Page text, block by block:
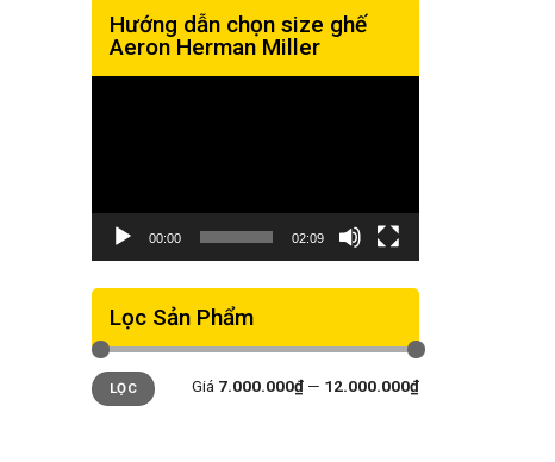
Hướng dẫn chọn size ghế
Aeron Herman Miller
00:00 02:09
Lọc Sản Phẩm
Giá
thấp
nhất
Giá
cao
nhất
LỌC Giá 7.000.000₫ — 12.000.000₫